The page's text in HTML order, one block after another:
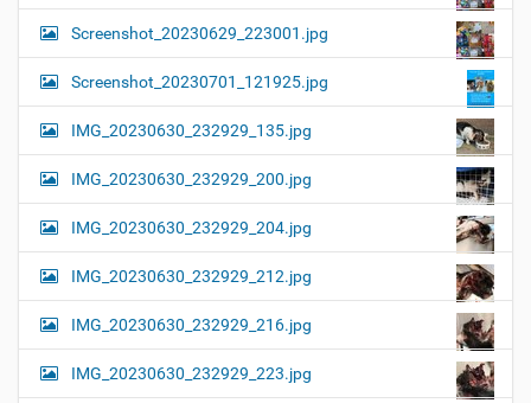
Screenshot_20230629_223001.jpg
Screenshot_20230701_121925.jpg
IMG_20230630_232929_135.jpg
IMG_20230630_232929_200.jpg
IMG_20230630_232929_204.jpg
IMG_20230630_232929_212.jpg
IMG_20230630_232929_216.jpg
IMG_20230630_232929_223.jpg